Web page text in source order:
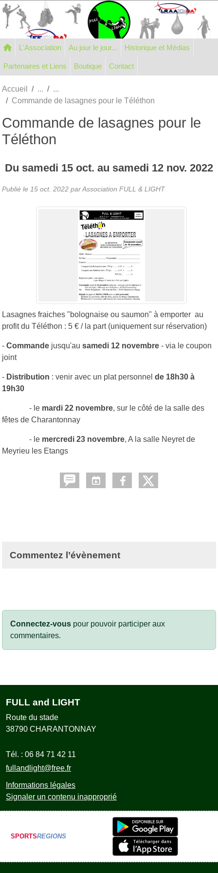
L'Association Au jour le jour... Historique et Médias
Partenaires et Liens Boutique Contact
Accueil
Commande de lasagnes pour le Téléthon
Commande de lasagnes pour le
Téléthon
Du samedi 15 oct. au samedi 12 nov. 2022
Publié le 15 oct. 2022 par Association FULL & LIGHT
Lasagnes fraiches "bolognaise ou saumon" à emporter au
profit du Téléthon : 5 € / la part (uniquement sur réservation)
- Commande jusqu'au samedi 12 novembre - via le coupon
joint
- Distribution : venir avec un plat personnel de 18h30 à
19h30
- le mardi 22 novembre, sur le côté de la salle des
fêtes de Charantonnay
- le mercredi 23 novembre, A la salle Neyret de
Meyrieu les Etangs
Commentez l’évènement
Connectez-vous pour pouvoir participer aux
commentaires.
FULL and LIGHT
Route du stade
38790 CHARANTONNAY
Tél. : 06 84 71 42 11
fullandlight@free.fr
Informations légales
Signaler un contenu inapproprié
SPORTSREGIONS
Panneau de gestion des cookies